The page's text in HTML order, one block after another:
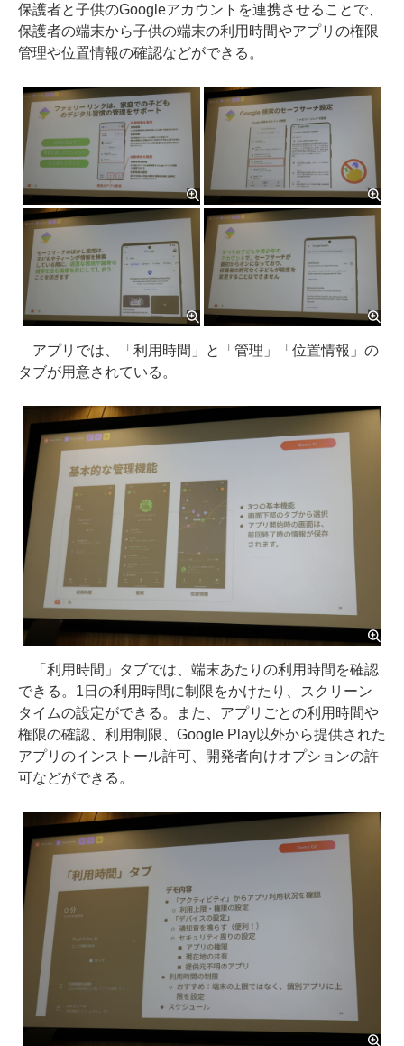
保護者と子供のGoogleアカウントを連携させることで、
保護者の端末から子供の端末の利用時間やアプリの権限
管理や位置情報の確認などができる。
アプリでは、「利用時間」と「管理」「位置情報」の
タブが用意されている。
「利用時間」タブでは、端末あたりの利用時間を確認
できる。1日の利用時間に制限をかけたり、スクリーン
タイムの設定ができる。また、アプリごとの利用時間や
権限の確認、利用制限、Google Play以外から提供された
アプリのインストール許可、開発者向けオプションの許
可などができる。